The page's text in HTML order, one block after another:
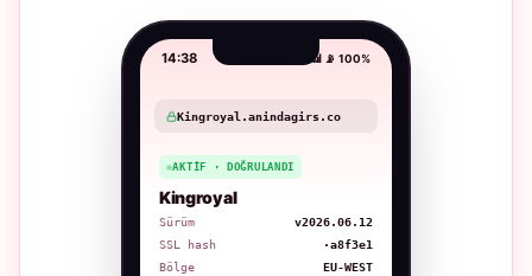
14:38 📶 📡 100%
Kingroyal.anindagirs.co
AKTIF · DOĞRULANDI
Kingroyal
Sürüm
v2026.06.12
SSL hash
·a8f3e1
Bölge
EU-WEST